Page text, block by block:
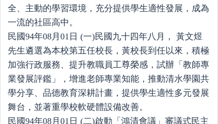
全、主動的學習環境，充分提供學生適性發展，成為
一流的社區高中。
民國94年08月01日 (一)民國九十四年八月， 黃文煜
先生遴選為本校第五任校長，黃校長到任以來，積極
加強行政服務、提升教職員工尊榮感，試辦「教師專
業發展評鑑」，增進老師專業知能，推動清水學園共
學分享、品德教育深耕計畫，提供學生適性多元發展
舞台，並著重學校軟硬體設備改善。
民國94年08月01日 (二)啟動「鴻清會議」審議式民主